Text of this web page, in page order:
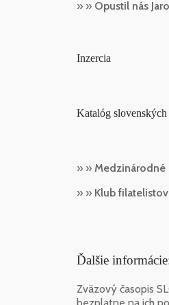
» » Opustil nás
Inzercia
Katalóg
» »
» » Klub
Ďalšie
Zväzový časopis